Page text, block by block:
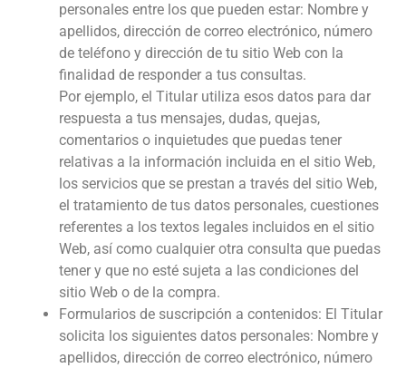
personales entre los que pueden estar: Nombre y
apellidos, dirección de correo electrónico, número
de teléfono y dirección de tu sitio Web con la
finalidad de responder a tus consultas.
Por ejemplo, el Titular utiliza esos datos para dar
respuesta a tus mensajes, dudas, quejas,
comentarios o inquietudes que puedas tener
relativas a la información incluida en el sitio Web,
los servicios que se prestan a través del sitio Web,
el tratamiento de tus datos personales, cuestiones
referentes a los textos legales incluidos en el sitio
Web, así como cualquier otra consulta que puedas
tener y que no esté sujeta a las condiciones del
sitio Web o de la compra.
Formularios de suscripción a contenidos: El Titular
solicita los siguientes datos personales: Nombre y
apellidos, dirección de correo electrónico, número